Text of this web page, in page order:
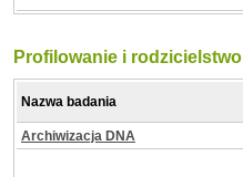
Profilowanie i rodzicielstwo
Nazwa badania
Archiwizacja DNA